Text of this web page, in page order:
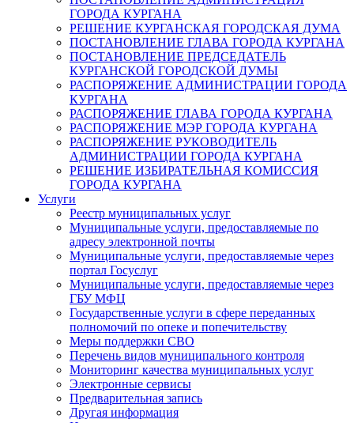
ГОРОДА КУРГАНА
РЕШЕНИЕ КУРГАНСКАЯ ГОРОДСКАЯ ДУМА
ПОСТАНОВЛЕНИЕ ГЛАВА ГОРОДА КУРГАНА
ПОСТАНОВЛЕНИЕ ПРЕДСЕДАТЕЛЬ
КУРГАНСКОЙ ГОРОДСКОЙ ДУМЫ
РАСПОРЯЖЕНИЕ АДМИНИСТРАЦИИ ГОРОДА
КУРГАНА
РАСПОРЯЖЕНИЕ ГЛАВА ГОРОДА КУРГАНА
РАСПОРЯЖЕНИЕ МЭР ГОРОДА КУРГАНА
РАСПОРЯЖЕНИЕ РУКОВОДИТЕЛЬ
АДМИНИСТРАЦИИ ГОРОДА КУРГАНА
РЕШЕНИЕ ИЗБИРАТЕЛЬНАЯ КОМИССИЯ
ГОРОДА КУРГАНА
Услуги
Реестр муниципальных услуг
Муниципальные услуги, предоставляемые по
адресу электронной почты
Муниципальные услуги, предоставляемые через
портал Госуслуг
Муниципальные услуги, предоставляемые через
ГБУ МФЦ
Государственные услуги в сфере переданных
полномочий по опеке и попечительству
Меры поддержки СВО
Перечень видов муниципального контроля
Мониторинг качества муниципальных услуг
Электронные сервисы
Предварительная запись
Другая информация